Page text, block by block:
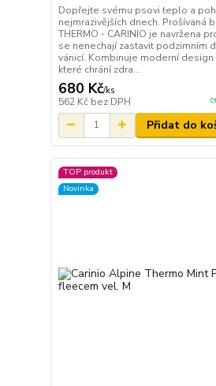
Dopřejte svému psovi teplo a
nejmrazivějších dnech. Prošívaná
THERMO - CARINIO je navržena
se nenechají zastavit podzimním
vánicí. Kombinuje moderní
které chrání zdra...
680 Kč/ks
562 Kč bez DPH
Přidat do
TOP produkt
Novinka